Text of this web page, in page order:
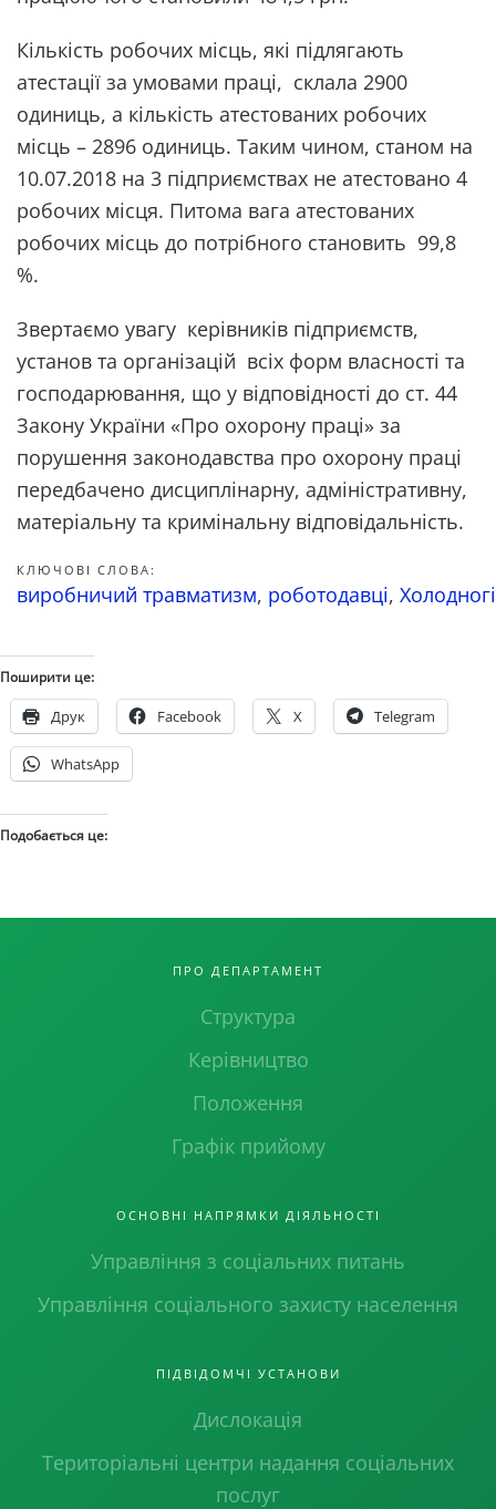
Кількість робочих місць, які підлягають
атестації за умовами праці, склала 2900
одиниць, а кількість атестованих робочих
місць – 2896 одиниць. Таким чином, станом на
10.07.2018 на 3 підприємствах не атестовано 4
робочих місця. Питома вага атестованих
робочих місць до потрібного становить 99,8
%.
Звертаємо увагу керівників підприємств,
установ та організацій всіх форм власності та
господарювання, що у відповідності до ст. 44
Закону України «Про охорону праці» за
порушення законодавства про охорону праці
передбачено дисциплінарну, адміністративну,
матеріальну та кримінальну відповідальність.
КЛЮЧОВІ СЛОВА:
виробничий травматизм, роботодавці,
Поширити це:
Друк Facebook X Telegram
WhatsApp
Подобається це:
ПРО ДЕПАРТАМЕНТ
Структура
Керівництво
Положення
Графік прийому
ОСНОВНІ НАПРЯМКИ ДІЯЛЬНОСТІ
Управління з соціальних питань
Управління соціального захисту населення
ПІДВІДОМЧІ УСТАНОВИ
Дислокація
Територіальні центри надання соціальних
послуг